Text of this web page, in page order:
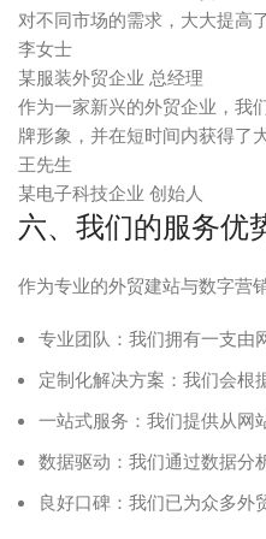
对不同市场的需求，大大提高
李女士
某服装外贸企业 总经理
作为一家新兴的外贸企业，我
牌形象，并在短时间内获得了
王先生
某电子科技企业 创始人
六、我们的服务优
作为专业的外贸建站与数字营
专业团队：我们拥有一支由
定制化解决方案：我们会根
一站式服务：我们提供从网
数据驱动：我们通过数据分
良好口碑：我们已为众多外